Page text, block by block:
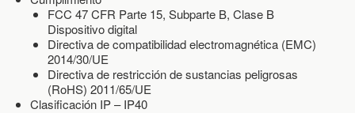
FCC 47 CFR Parte 15, Subparte B, Clase B
Dispositivo digital
Directiva de compatibilidad electromagnética (EMC)
2014/30/UE
Directiva de restricción de sustancias peligrosas
(RoHS) 2011/65/UE
Clasificación IP – IP40